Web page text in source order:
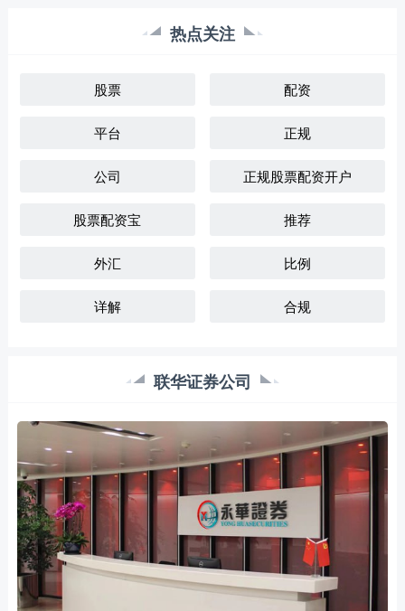
热点关注
股票 配资
平台 正规
公司 正规股票配资开户
股票配资宝 推荐
外汇 比例
详解 合规
联华证券公司